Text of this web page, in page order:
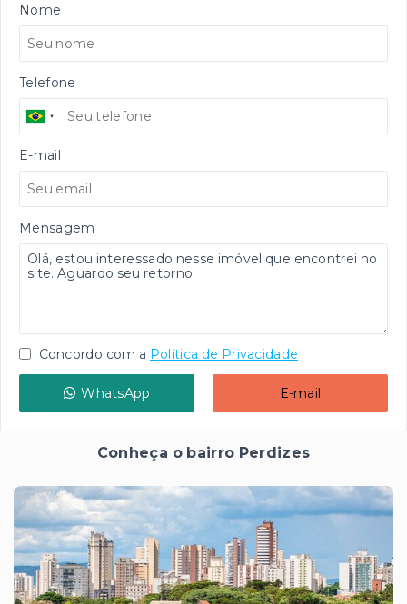
Nome
Telefone
E-mail
Mensagem
Concordo com a Política de Privacidade
WhatsApp E-mail
Conheça o bairro Perdizes